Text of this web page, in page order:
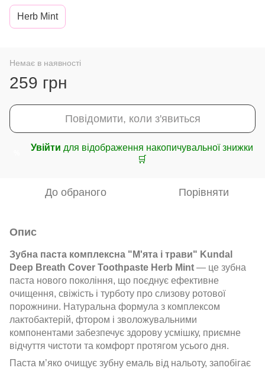
Herb Mint
Немає в наявності
259 грн
Повідомити, коли з'явиться
Увійти для відображення накопичувальної знижки
🛒
До обраного Порівняти
Опис
Зубна паста комплексна "М'ята і трави" Kundal
Deep Breath Cover Toothpaste Herb Mint — це зубна
паста нового покоління, що поєднує ефективне
очищення, свіжість і турботу про слизову ротової
порожнини. Натуральна формула з комплексом
лактобактерій, фтором і зволожувальними
компонентами забезпечує здорову усмішку, приємне
відчуття чистоти та комфорт протягом усього дня.
Паста м’яко очищує зубну емаль від нальоту, запобігає